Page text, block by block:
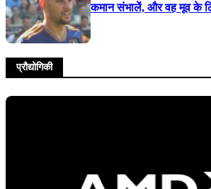
कमान संभालें, और वह मूव के
प्रौद्योगिकी